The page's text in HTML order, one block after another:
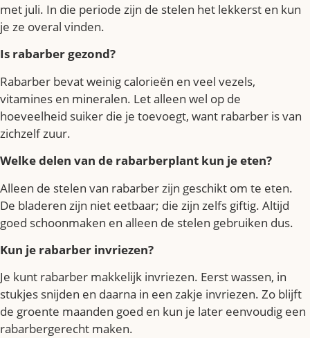
met juli. In die periode zijn de stelen het lekkerst en kun
je ze overal vinden.
Is rabarber gezond?
Rabarber bevat weinig calorieën en veel vezels,
vitamines en mineralen. Let alleen wel op de
hoeveelheid suiker die je toevoegt, want rabarber is van
zichzelf zuur.
Welke delen van de rabarberplant kun je eten?
Alleen de stelen van rabarber zijn geschikt om te eten.
De bladeren zijn niet eetbaar; die zijn zelfs giftig. Altijd
goed schoonmaken en alleen de stelen gebruiken dus.
Kun je rabarber invriezen?
Je kunt rabarber makkelijk invriezen. Eerst wassen, in
stukjes snijden en daarna in een zakje invriezen. Zo blijft
de groente maanden goed en kun je later eenvoudig een
rabarbergerecht maken.